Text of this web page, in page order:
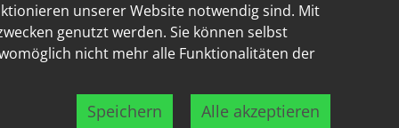
unserer Website notwendig sind. Mit
genutzt werden. Sie können selbst
nicht mehr alle Funktionalitäten der
Speichern Alle akzeptieren